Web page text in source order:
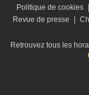
Politique de cookies
Revue de presse
Retrouvez tous les